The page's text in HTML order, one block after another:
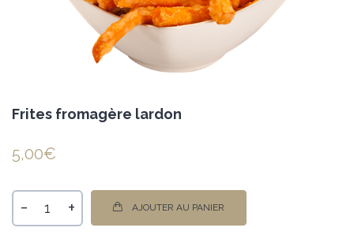
Frites fromagère lardon
5,00€
- + AJOUTER AU PANIER